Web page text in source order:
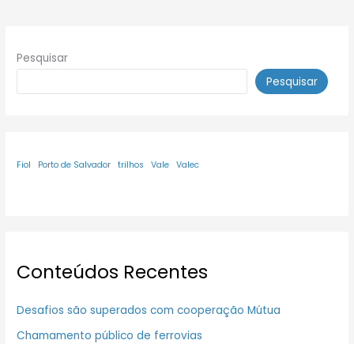
Pesquisar
Pesquisar
Fiol Porto de Salvador trilhos Vale Valec
Conteúdos Recentes
Desafios são superados com cooperação Mútua
Chamamento público de ferrovias